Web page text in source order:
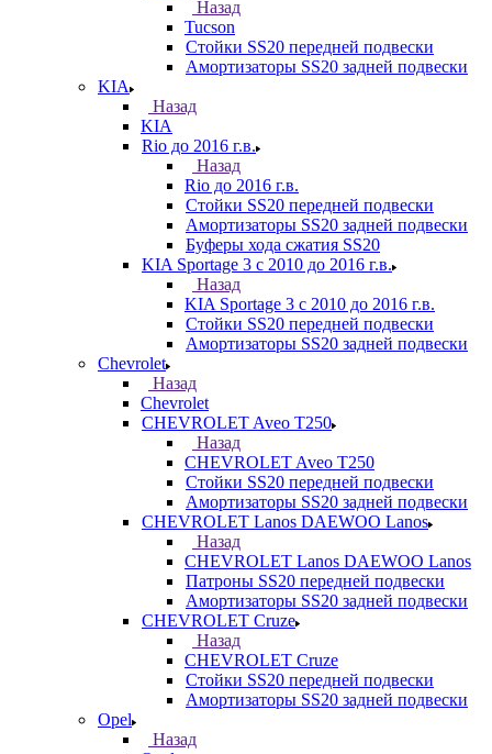
Назад
Tucson
Стойки SS20 передней подвески
Амортизаторы SS20 задней подвески
KIA
Назад
KIA
Rio до 2016 г.в.
Назад
Rio до 2016 г.в.
Стойки SS20 передней подвески
Амортизаторы SS20 задней подвески
Буферы хода сжатия SS20
KIA Sportage 3 с 2010 до 2016 г.в.
Назад
KIA Sportage 3 с 2010 до 2016 г.в.
Стойки SS20 передней подвески
Амортизаторы SS20 задней подвески
Chevrolet
Назад
Chevrolet
CHEVROLET Aveo T250
Назад
CHEVROLET Aveo T250
Стойки SS20 передней подвески
Амортизаторы SS20 задней подвески
CHEVROLET Lanos DAEWOO Lanos
Назад
CHEVROLET Lanos DAEWOO Lanos
Патроны SS20 передней подвески
Амортизаторы SS20 задней подвески
CHEVROLET Cruze
Назад
CHEVROLET Cruze
Стойки SS20 передней подвески
Амортизаторы SS20 задней подвески
Opel
Назад